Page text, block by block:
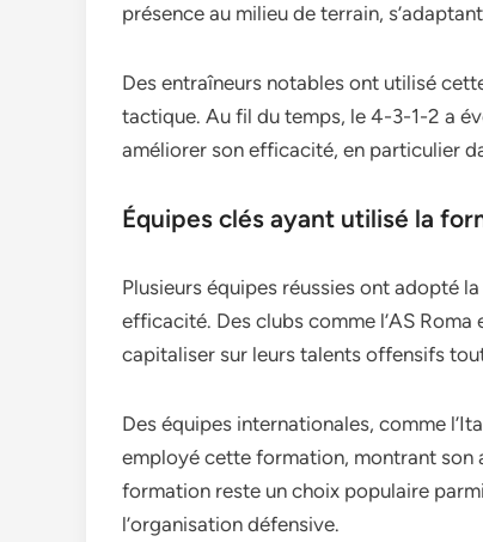
présence au milieu de terrain,
Des entraîneurs notables ont utilisé
tactique. Au fil du temps, le 4-3-1-2 a
améliorer son efficacité, en particulier
Équipes clés ayant utilisé la
Plusieurs équipes réussies ont adopté
efficacité. Des clubs comme l’AS
capitaliser sur leurs talents offensifs
Des équipes internationales, comme
employé cette formation, montrant
formation reste un choix populaire
l’organisation défensive.